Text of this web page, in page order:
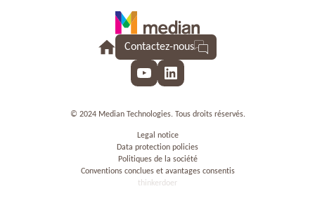
Contactez-nous
YouTubeLinkedIn
© 2024 Median Technologies. Tous droits réservés.
Legal notice
Data protection policies
Politiques de la société
Conventions conclues et avantages consentis
thinkerdoer